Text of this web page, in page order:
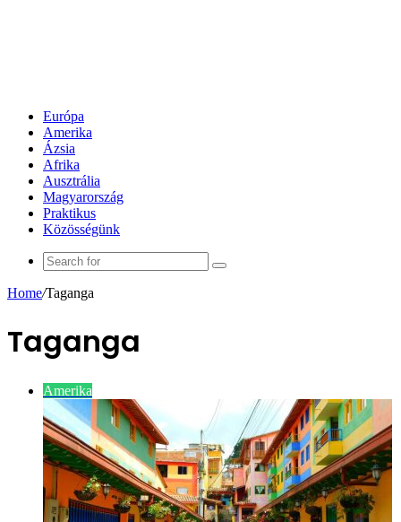
Európa
Amerika
Ázsia
Afrika
Ausztrália
Magyarország
Praktikus
Közösségünk
Search
Home/Taganga
Taganga
Amerika